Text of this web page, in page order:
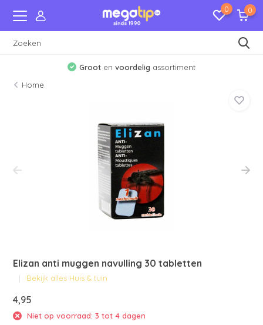
0 0
Groot envoordelig assortiment
Home
Elizan anti muggen navulling 30 tabletten
Bekijk alles Huis & tuin
4,95
Niet op voorraad: 3 tot 4 dagen